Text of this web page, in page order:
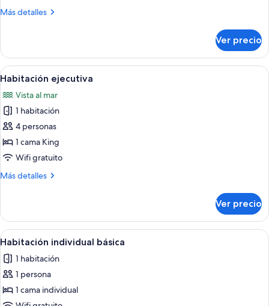
Más detalles
Más
doble
estándar
Ver precio
Abrir
todas
las
fotos
de
Habitación
ejecutiva
Una cama con dosel, ropa de cama
1
Habitación ejecutiva
Vista al mar
1 habitación
4 personas
1 cama King
Wifi gratuito
Más detalles
Más
ejecutiva
Ver precio
Abrir
todas
las
fotos
de
Una cama bien hecha con un
1
Habitación individual básica
1 habitación
1 persona
1 cama individual